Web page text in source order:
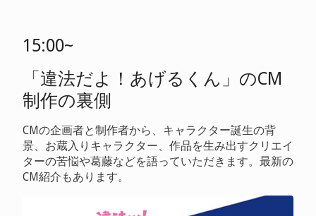
15:00~
「違法だよ！あげるくん」のCM
制作の裏側
CMの企画者と制作者から、キャラクター誕生の背
景、お蔵入りキャラクター、作品を生み出すクリエイ
ターの苦悩や葛藤などを語っていただきます。最新の
CM紹介もあります。